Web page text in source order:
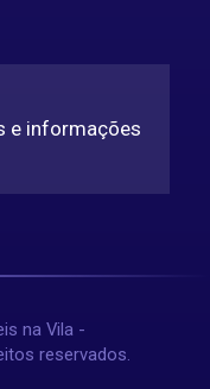
e informações
na Vila -
reservados.